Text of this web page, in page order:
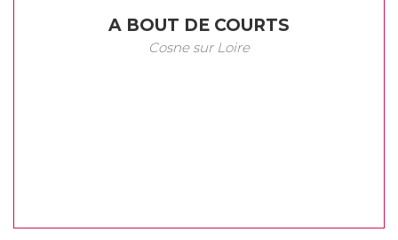
A BOUT DE COURTS
Cosne sur Loire